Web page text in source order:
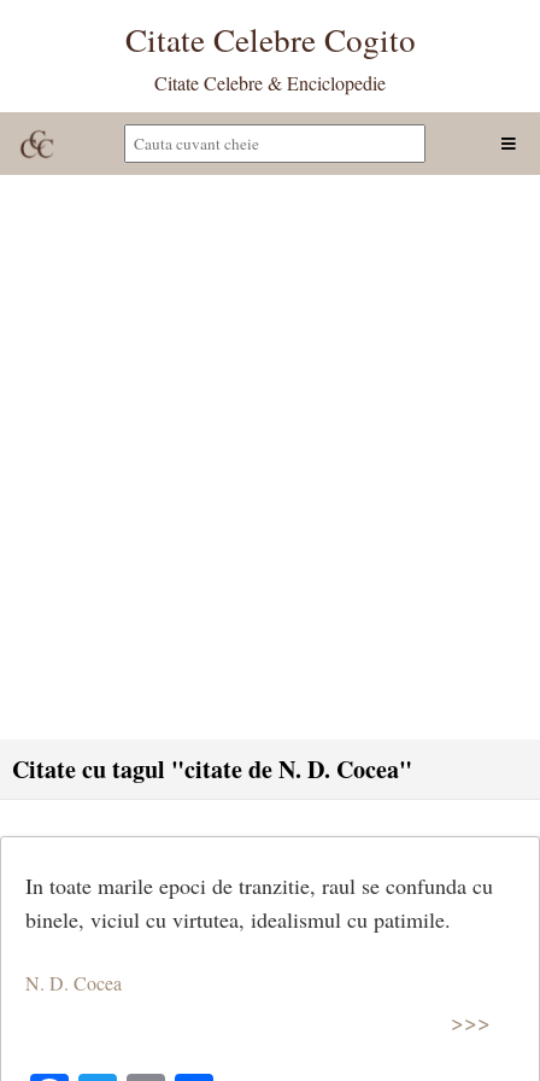
Citate Celebre Cogito
Citate Celebre & Enciclopedie
Citate cu tagul "citate de N. D. Cocea"
In toate marile epoci de tranzitie, raul se confunda cu
binele, viciul cu virtutea, idealismul cu patimile.
N. D. Cocea
>>>